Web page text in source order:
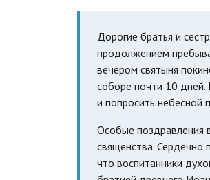
Дорогие братья и
продолжением
вечером святыня
соборе почти 10
и попросить небесной
Особые поздравления
священства. Сердечно
что воспитанники